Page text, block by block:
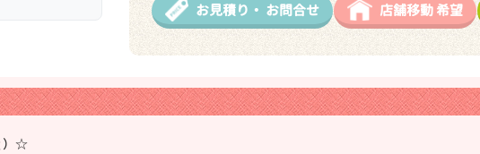
お見積り・ お問合せ 店舗移動希望
）☆